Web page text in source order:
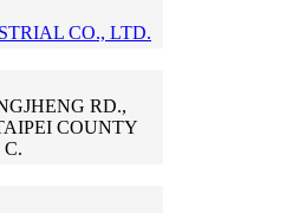
CO., LTD.
RD.,
COUNTY
C.